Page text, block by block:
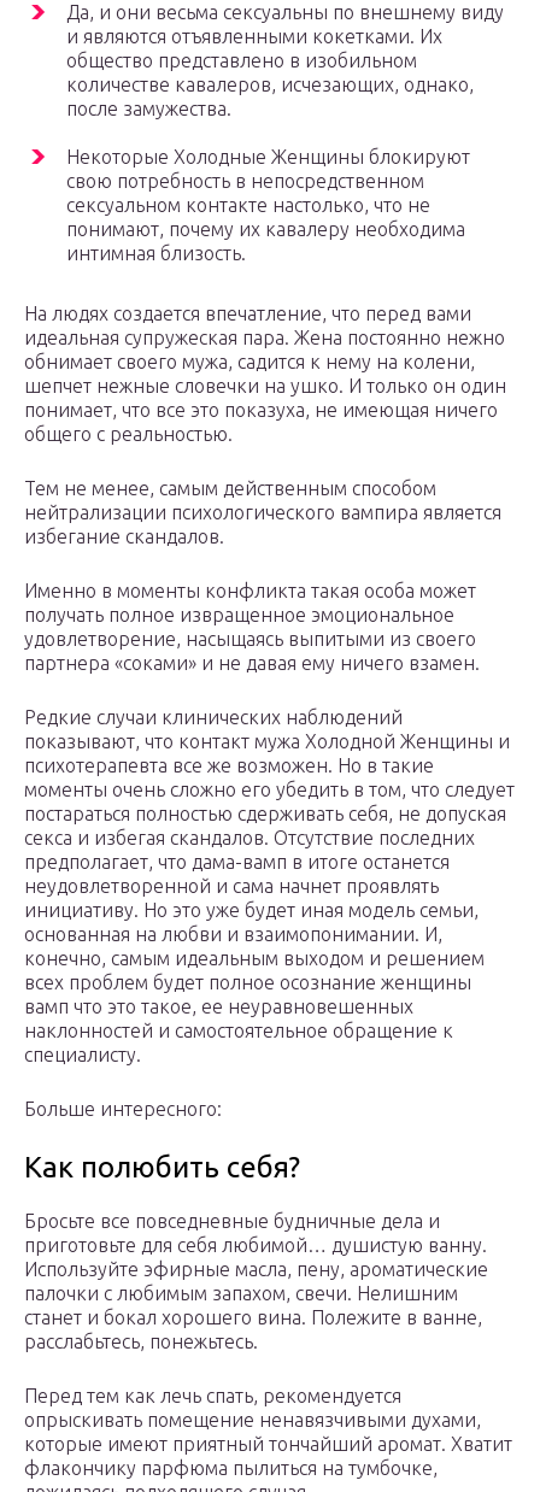
Да, и они весьма сексуальны по внешнему виду
и являются отъявленными кокетками. Их
общество представлено в изобильном
количестве кавалеров, исчезающих, однако,
после замужества.
Некоторые Холодные Женщины блокируют
свою потребность в непосредственном
сексуальном контакте настолько, что не
понимают, почему их кавалеру необходима
интимная близость.
На людях создается впечатление, что перед вами
идеальная супружеская пара. Жена постоянно нежно
обнимает своего мужа, садится к нему на колени,
шепчет нежные словечки на ушко. И только он один
понимает, что все это показуха, не имеющая ничего
общего с реальностью.
Тем не менее, самым действенным способом
нейтрализации психологического вампира является
избегание скандалов.
Именно в моменты конфликта такая особа может
получать полное извращенное эмоциональное
удовлетворение, насыщаясь выпитыми из своего
партнера «соками» и не давая ему ничего взамен.
Редкие случаи клинических наблюдений
показывают, что контакт мужа Холодной Женщины и
психотерапевта все же возможен. Но в такие
моменты очень сложно его убедить в том, что следует
постараться полностью сдерживать себя, не допуская
секса и избегая скандалов. Отсутствие последних
предполагает, что дама-вамп в итоге останется
неудовлетворенной и сама начнет проявлять
инициативу. Но это уже будет иная модель семьи,
основанная на любви и взаимопонимании. И,
конечно, самым идеальным выходом и решением
всех проблем будет полное осознание женщины
вамп что это такое, ее неуравновешенных
наклонностей и самостоятельное обращение к
специалисту.
Больше интересного:
Как полюбить себя?
Бросьте все повседневные будничные дела и
приготовьте для себя любимой… душистую ванну.
Используйте эфирные масла, пену, ароматические
палочки с любимым запахом, свечи. Нелишним
станет и бокал хорошего вина. Полежите в ванне,
расслабьтесь, понежьтесь.
Перед тем как лечь спать, рекомендуется
опрыскивать помещение ненавязчивыми духами,
которые имеют приятный тончайший аромат. Хватит
флакончику парфюма пылиться на тумбочке,